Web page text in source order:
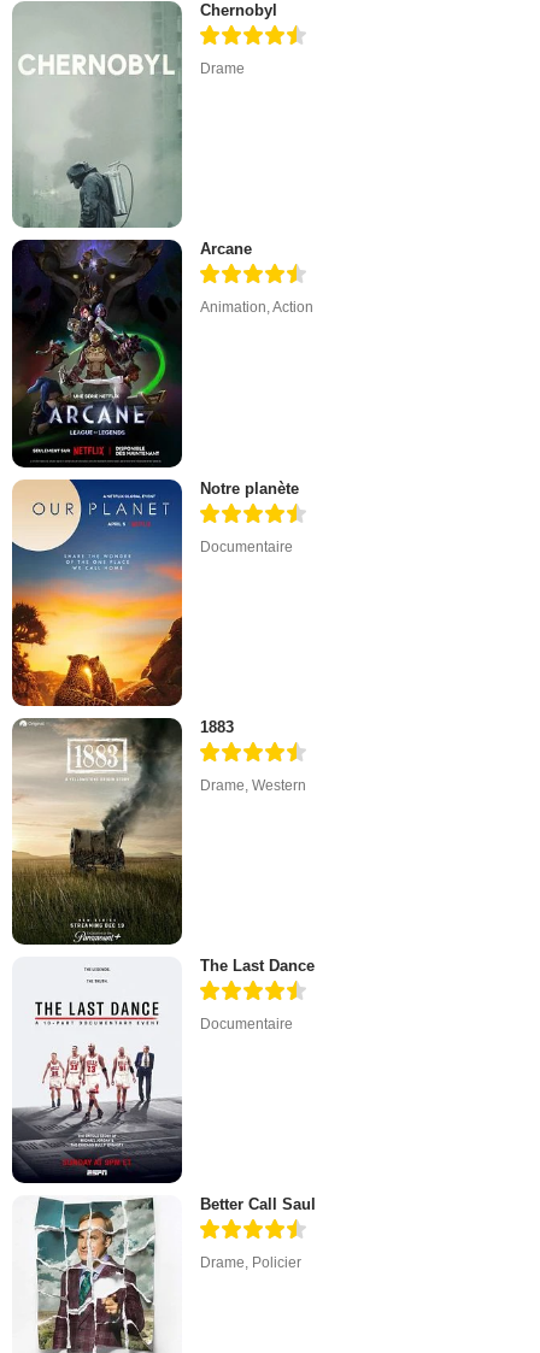
Chernobyl
Drame
Arcane
Animation,Action
Notre planète
Documentaire
1883
Drame,Western
The Last Dance
Documentaire
Better Call Saul
Drame, Policier